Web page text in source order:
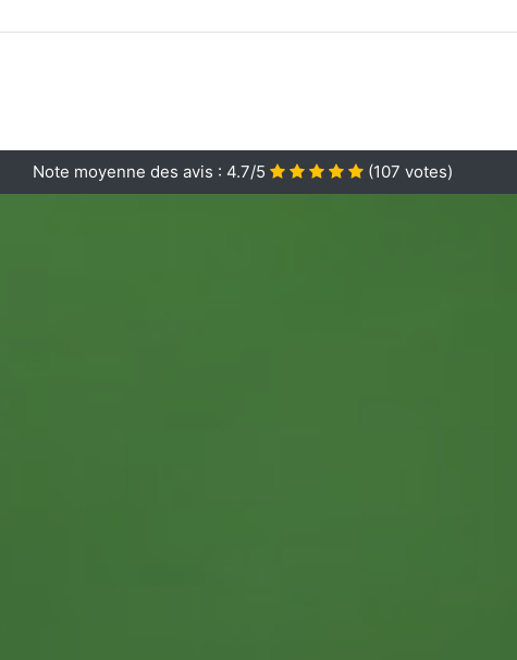
Note moyenne des avis : 4.7/5 (107 votes)